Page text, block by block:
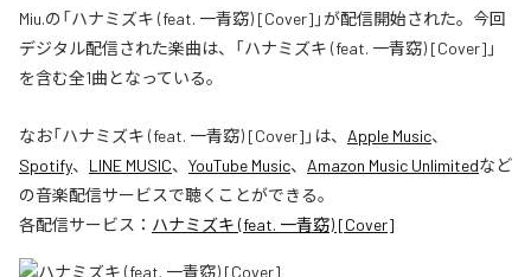
Miu.の「ハナミズキ (feat. 一青窈) [Cover]」が配信開始された。今回
デジタル配信された楽曲は、「ハナミズキ (feat. 一青窈) [Cover]」
を含む全1曲となっている。
なお「ハナミズキ (feat. 一青窈) [Cover] 」は、 Apple Music、
Spotify、 LINE MUSIC、 YouTube Music、 Amazon Music Unlimitedなど
の音楽配信サービスで聴くことができる。
各配信サービス： ハナミズキ (feat. 一青窈) [Cover]